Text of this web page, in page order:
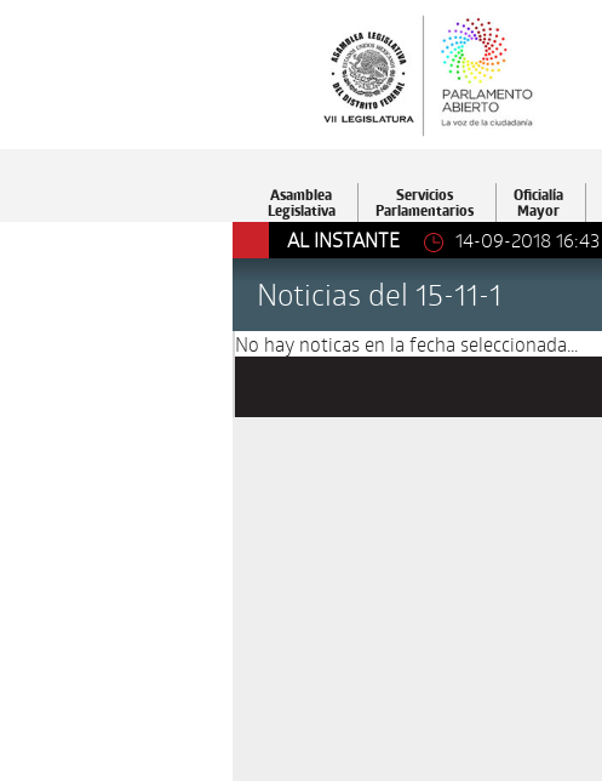
Asamblea
Legislativa
Servicios
Parlamentarios
Oficialía
Mayor
AL INSTANTE 14-09-2018 16:43
Noticias del 15-11-1
No hay noticas en la fecha seleccionada...